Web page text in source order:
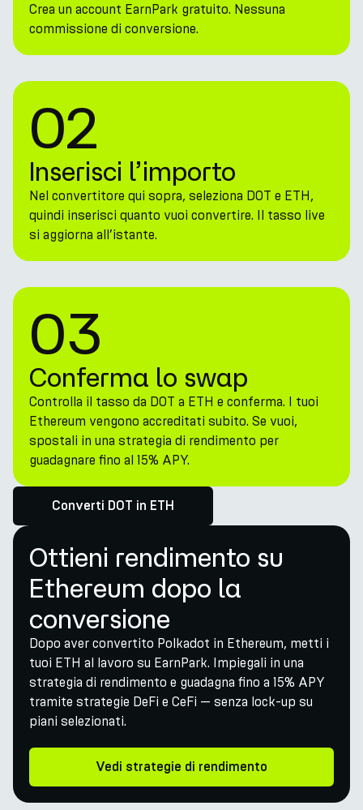
Crea un account EarnPark gratuito. Nessuna
commissione di conversione.
02
Inserisci l’importo
Nel convertitore qui sopra, seleziona DOT e ETH,
quindi inserisci quanto vuoi convertire. Il tasso live
si aggiorna all’istante.
03
Conferma lo swap
Controlla il tasso da DOT a ETH e conferma. I tuoi
Ethereum vengono accreditati subito. Se vuoi,
spostali in una strategia di rendimento per
guadagnare fino al 15% APY.
Converti DOT in ETH
Ottieni rendimento su
Ethereum dopo la
conversione
Dopo aver convertito Polkadot in Ethereum, metti i
tuoi ETH al lavoro su EarnPark. Impiegali in una
strategia di rendimento e guadagna fino a 15% APY
tramite strategie DeFi e CeFi — senza lock-up su
piani selezionati.
Vedi strategie di rendimento